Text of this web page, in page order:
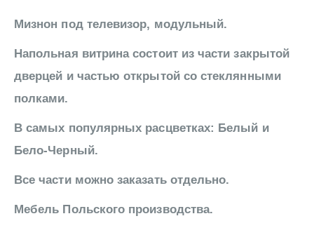
Мизнон под телевизор, модульный.
Напольная витрина состоит из части закрытой
дверцей и частью открытой со стеклянными
полками.
В самых популярных расцветках: Белый и
Бело-Черный.
Все части можно заказать отдельно.
Мебель Польского производства.